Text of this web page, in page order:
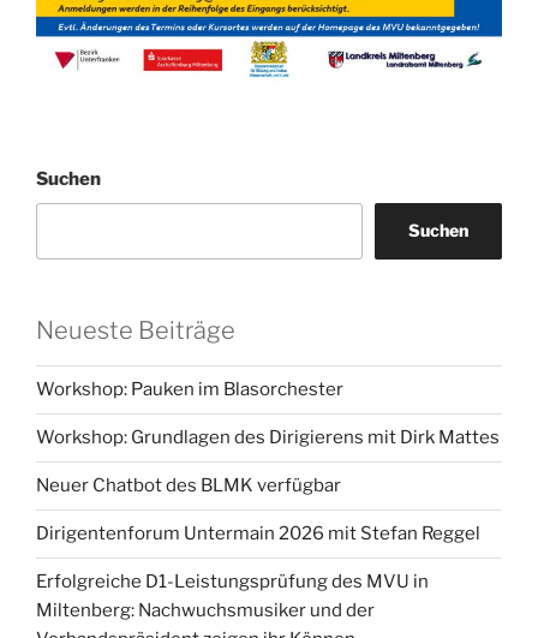
Suchen
Suchen
Neueste Beiträge
Workshop: Pauken im Blasorchester
Workshop: Grundlagen des Dirigierens mit Dirk Mattes
Neuer Chatbot des BLMK verfügbar
Dirigentenforum Untermain 2026 mit Stefan Reggel
Erfolgreiche D1-Leistungsprüfung des MVU in
Miltenberg: Nachwuchsmusiker und der